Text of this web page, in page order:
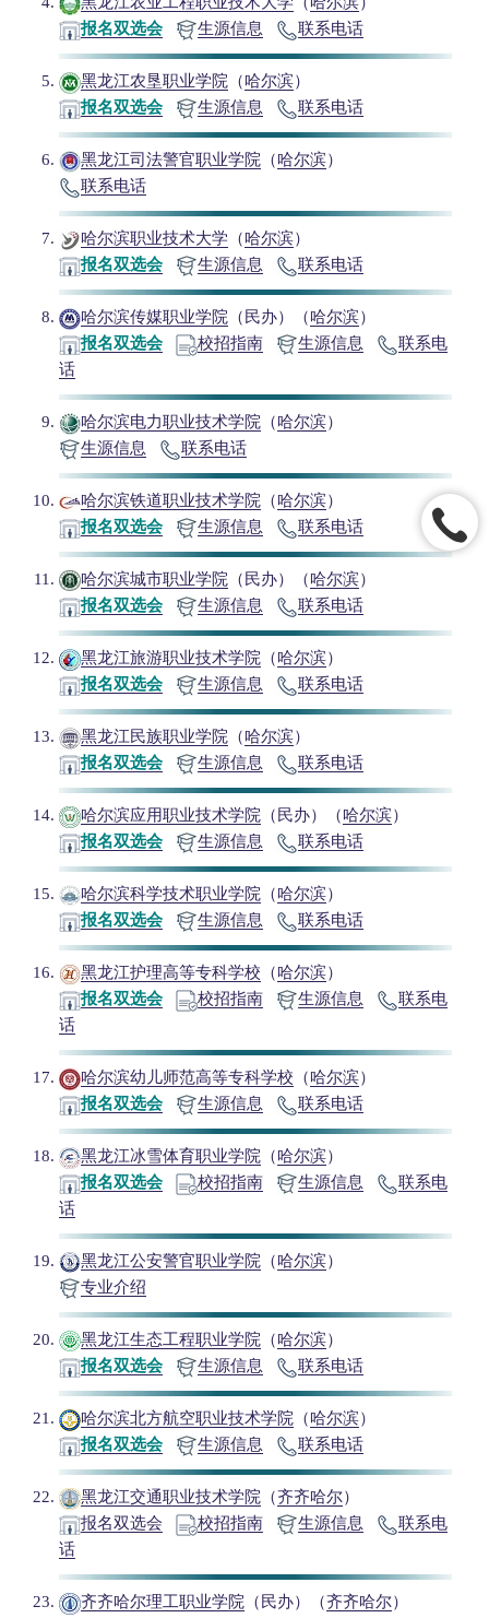
报名双选会
生源信息 联系电话
黑龙江农垦职业学院 （哈尔滨）
报名双选会
生源信息 联系电话
黑龙江司法警官职业学院 （哈尔滨）
联系电话
哈尔滨职业技术大学 （哈尔滨）
报名双选会
生源信息 联系电话
哈尔滨传媒职业学院 （民办）（哈尔滨）
报名双选会
校招指南 生源信息
联系电
话
哈尔滨电力职业技术学院 （哈尔滨）
生源信息
联系电话
哈尔滨铁道职业技术学院 （哈尔滨）
报名双选会
生源信息 联系电话
哈尔滨城市职业学院 （民办）（哈尔滨）
报名双选会
生源信息 联系电话
黑龙江旅游职业技术学院 （哈尔滨）
报名双选会
生源信息 联系电话
黑龙江民族职业学院 （哈尔滨）
报名双选会
生源信息 联系电话
哈尔滨应用职业技术学院 （民办）（哈尔滨）
报名双选会
生源信息 联系电话
哈尔滨科学技术职业学院 （哈尔滨）
报名双选会
生源信息 联系电话
黑龙江护理高等专科学校 （哈尔滨）
报名双选会
校招指南 生源信息
联系电
话
哈尔滨幼儿师范高等专科学校 （哈尔滨）
报名双选会
生源信息 联系电话
黑龙江冰雪体育职业学院 （哈尔滨）
报名双选会
校招指南 生源信息
联系电
话
黑龙江公安警官职业学院 （哈尔滨）
专业介绍
黑龙江生态工程职业学院 （哈尔滨）
报名双选会
生源信息 联系电话
哈尔滨北方航空职业技术学院 （哈尔滨）
报名双选会
生源信息 联系电话
黑龙江交通职业技术学院 （齐齐哈尔）
报名双选会
校招指南 生源信息
联系电
话
齐齐哈尔理工职业学院 （民办）（齐齐哈尔）